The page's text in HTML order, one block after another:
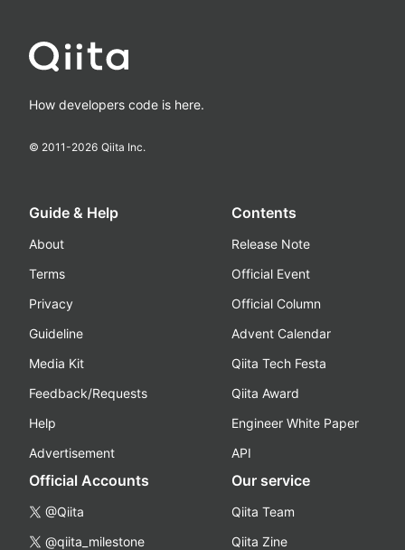
How developers code is here.
© 2011-2026 Qiita Inc.
Guide & Help
About
Terms
Privacy
Guideline
Media Kit
Feedback/Requests
Help
Advertisement
Contents
Release Note
Official Event
Official Column
Advent Calendar
Qiita Tech Festa
Qiita Award
Engineer White Paper
API
Official Accounts
@Qiita
@qiita_milestone
Our service
Qiita Team
Qiita Zine